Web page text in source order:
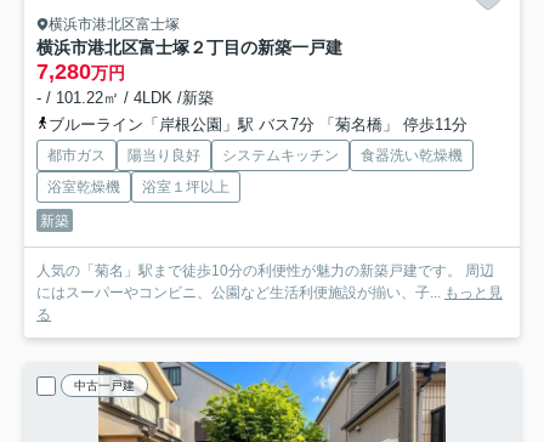
横浜市港北区富士塚
横浜市港北区富士塚２丁目の新築一戸建
7,280万円
- / 101.22㎡ / 4LDK /新築
ブルーライン「岸根公園」駅 バス7分 「菊名橋」 停歩11分
都市ガス 陽当り良好 システムキッチン
食器洗い乾燥機
浴室乾燥機
浴室１坪以上
新築
人気の「菊名」駅まで徒歩10分の利便性が魅力の新築戸建です。 周辺
にはスーパーやコンビニ、公園など生活利便施設が揃い、子... もっと見
る
中古一戸建